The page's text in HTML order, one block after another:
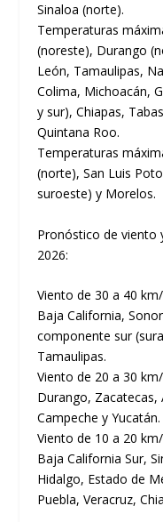
Sinaloa (norte).
Temperaturas
(noreste), Durango
León, Tamaulipas,
Colima, Michoacán,
y sur), Chiapas,
Quintana Roo.
Temperaturas
(norte), San Luis
suroeste) y Morelos.
Pronóstico de viento
2026:
Viento de 30 a 40
Baja California,
componente sur
Tamaulipas.
Viento de 20 a 30
Durango, Zacatecas,
Campeche y Yucatán.
Viento de 10 a 20
Baja California Sur,
Hidalgo, Estado de
Puebla, Veracruz,